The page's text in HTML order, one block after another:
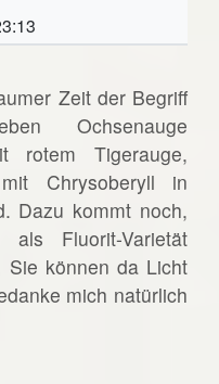
Zeit der Begriff
Ochsenauge
rotem Tigerauge,
Chrysoberyll in
Dazu kommt noch,
Fluorit-Varietät
Sie können da Licht
mich natürlich